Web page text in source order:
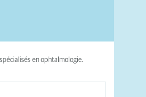
en ophtalmologie.